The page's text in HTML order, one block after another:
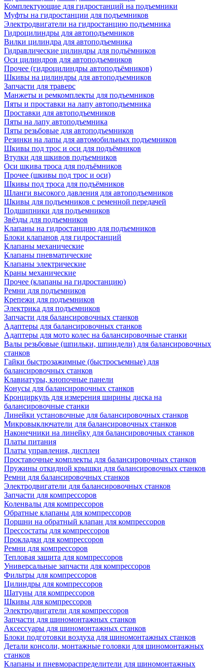
Комплектующие для гидростанций на подъемники
Муфты на гидростанции для подъемников
Электродвигатели на гидростанцию подъемника
Гидроцилиндры для автоподъемников
Вилки цилиндра для автоподъемника
Гидравлические цилиндры для подъёмников
Оси цилиндров для автоподъемников
Прочее (гидроцилиндры автоподъёмников)
Шкивы на цилиндры для автоподъемников
Запчасти для траверс
Манжеты и ремкомплекты для подъемников
Пяты и проставки на лапу автоподъемника
Проставки для автоподъемников
Пяты на лапу автоподъемника
Пяты резьбовые для автоподъемников
Резинки на лапы для автомобильных подъемников
Шкивы под трос и оси для подъёмников
Втулки для шкивов подъемников
Оси шкива троса для подъёмников
Прочее (шкивы под трос и оси)
Шкивы под троса для подъёмников
Шланги высокого давления для автоподъемников
Шкивы для подъемников с ременной передачей
Подшипники для подъемников
Звёзды для подъемников
Клапаны на гидростанцию для подъемников
Блоки клапанов для гидростанций
Клапаны механические
Клапаны пневматические
Клапаны электрические
Краны механические
Прочее (клапаны на гидростанцию)
Ремни для подъемников
Крепежи для подъемников
Электрика для подъемников
Запчасти для балансировочных станков
Адаптеры для балансировочных станков
Адаптеры для мото колес на балансировочные станки
Валы резьбовые (шпильки, шпиндели) для балансировочных
станков
Гайки быстрозажимные (быстросъемные) для
балансировочных станков
Клавиатуры, кнопочные панели
Конусы для балансировочных станков
Кронциркуль для измерения ширины диска на
балансировочные станки
Линейки установочные для балансировочных станков
Микровыключатели для балансировочных станков
Наконечники на линейку для балансировочных станков
Платы питания
Платы управления, дисплеи
Проставочные комплекты для балансировочных станков
Пружины откидной крышки для балансировочных станков
Ремни для балансировочных станков
Электродвигатели для балансировочных станков
Запчасти для компрессоров
Коленвалы для компрессоров
Обратные клапаны для компрессоров
Поршни на обратный клапан для компрессоров
Прессостаты для компрессоров
Прокладки для компрессоров
Ремни для компрессоров
Тепловая защита для компрессоров
Универсальные запчасти для компрессоров
Фильтры для компрессоров
Цилиндры для компрессоров
Шатуны для компрессоров
Шкивы для компрессоров
Электродвигатели для компрессоров
Запчасти для шиномонтажных станков
Аксессуары для шиномонтажных станков
Блоки подготовки воздуха для шиномонтажных станков
Детали консоли, монтажные головки для шиномонтажных
станков
Клапаны и пневмораспределители для шиномонтажных